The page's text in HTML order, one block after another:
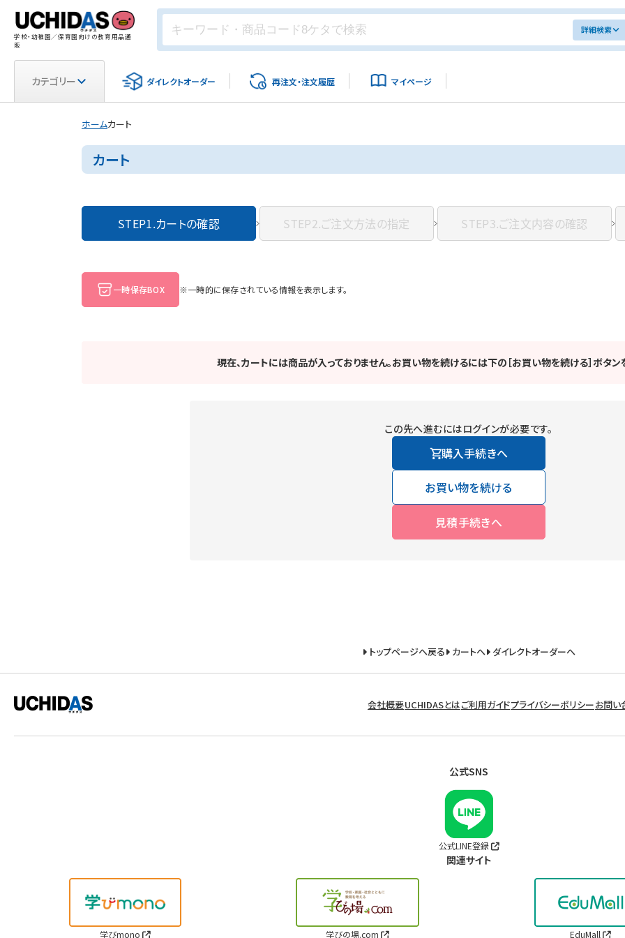
学校・幼稚園／保育園向けの教育用品通
販
詳細検索
カテゴリー ダイレクトオーダー 再注文・注文履歴 マイページ
ホームカート
カート
STEP1.カートの確認 STEP2.ご注文方法の指定 STEP3.ご注文内容の確認
一時保存BOX ※一時的に保存されている情報を表示します。
現在、カートには商品が入っておりません。お買い物を続けるには下の［お買い物を続ける］ボタン
この先へ進むにはログインが必要です。
購入手続きへ
お買い物を続ける
見積手続きへ
トップページへ戻る カートへ ダイレクトオーダーへ
会社概要UCHIDASとはご利用ガイドプライバシーポリシーお問い
公式SNS
公式LINE登録
関連サイト
学びmono 学びの場.com EduMall